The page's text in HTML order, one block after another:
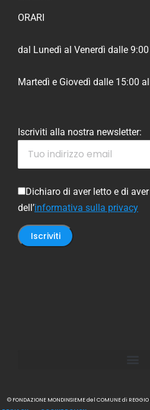
ORARI
dal Lunedì al Venerdì dalle
Martedì e Giovedì dalle 15:00
Iscriviti alla nostra newsletter:
Dichiaro di aver letto e di
dell’informativa sulla privacy
© FONDAZIONE MONDINSIEME del COMUNE di REGGIO